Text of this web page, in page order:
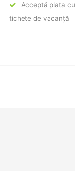
Acceptă plata cu
tichete de vacanță